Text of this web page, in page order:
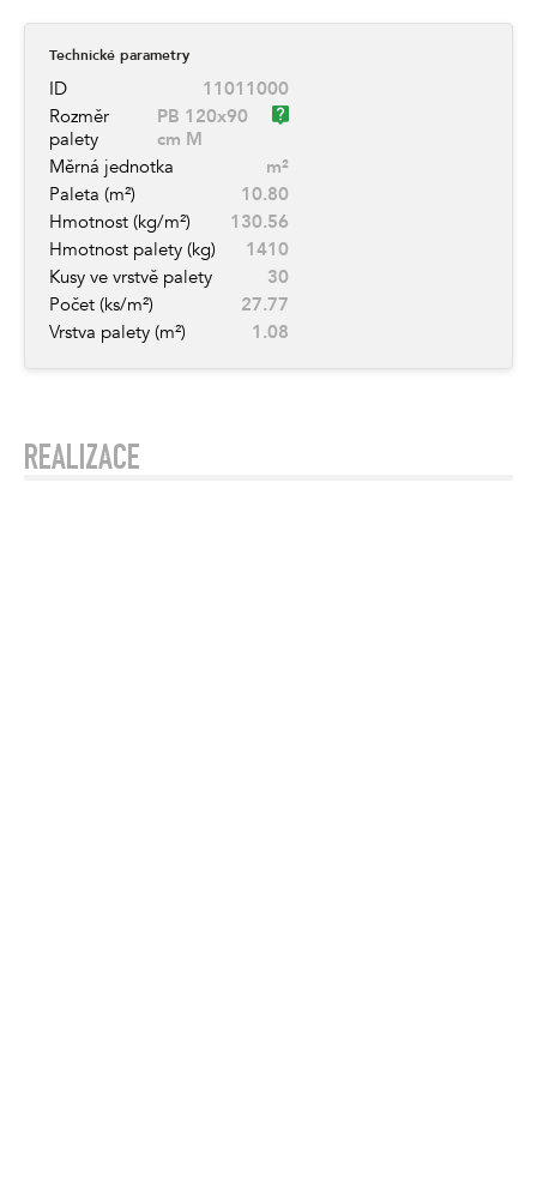
Technické parametry
ID
11011000
Rozměr
palety
PB 120x90
cm M
Měrná jednotka
m²
Paleta (m²)
10.80
Hmotnost (kg/m²)
130.56
Hmotnost palety (kg)
1410
Kusy ve vrstvě palety
30
Počet (ks/m²)
27.77
Vrstva palety (m²)
1.08
REALIZACE